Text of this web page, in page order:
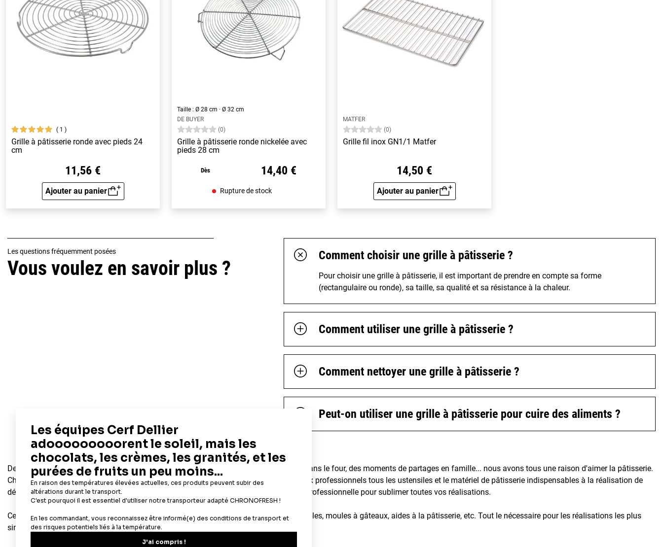
1
Grille à pâtisserie ronde avec pieds 24
cm
11,56 €
Ajouter au panier
Aperçu rapide
Taille : Ø 28 cm · Ø 32 cm
DE BUYER
(0)
Grille à pâtisserie ronde nickelée avec
pieds 28 cm
Dès 14,40 €
Rupture de stock
MATFER
(0)
Grille fil inox GN1/1 Matfer
14,50 €
Ajouter au panier
Aperçu rapide
Les questions fréquemment posées
Vous voulez en savoir plus ?
Comment choisir une grille à pâtisserie ?
Pour choisir une grille à pâtisserie, il est important de prendre en compte sa forme
(rectangulaire ou ronde), sa taille, sa qualité et sa résistance à la chaleur.
Comment utiliser une grille à pâtisserie ?
Comment nettoyer une grille à pâtisserie ?
Peut-on utiliser une grille à pâtisserie pour cuire des aliments ?
Des souvenirs d'enfance retrouvés dans les bonnes odeurs se dégageant d'un gâteau dans le four, des moments de partages en famille... nous avons tous une raison d'aimer la pâtisserie.
Chez Cerf Dellier, c'est une passion depuis 1932 : nous proposons aux particuliers et aux professionnels tous les ustensiles et le matériel de pâtisserie indispensables à la réalisation de
délicieux gâteaux, tartes, entremets... sans oublier les ingrédients pâtissiers de qualité professionnelle pour sublimer toutes vos réalisations.
Cercles à pâtisserie, poche à douille, pâte à sucre, additifs alimentaires, décors comestibles, moules à gâteaux, aides à la pâtisserie, etc. Tout le nécessaire pour les réalisations les plus
simples, comme les plus compliquées, se trouve sur